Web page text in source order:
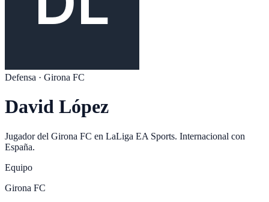
Defensa · Girona FC
David López
Jugador del Girona FC en LaLiga EA Sports. Internacional con
España.
Equipo
Girona FC